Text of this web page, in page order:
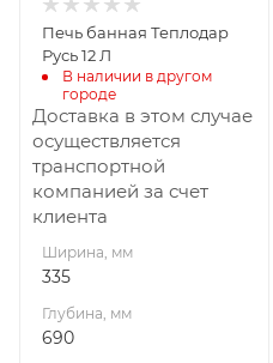
Нержавеющая
сталь
Вид топлива
Дрова
Диаметр дымохода,
мм
115
Длина дров, мм
400
Масса камней, кг
50
Гарантия, мес.
Печь банная Теплодар
Русь 12 Л
В наличии в другом
городе
Доставка в этом случае
осуществляется
транспортной
компанией за счет
клиента
Ширина, мм
335
Глубина, мм
690